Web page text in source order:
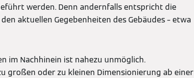
werden. Denn andernfalls entspricht die
aktuellen Gegebenheiten des Gebäudes – etwa
im Nachhinein ist nahezu unmöglich.
großen oder zu kleinen Dimensionierung ab einer